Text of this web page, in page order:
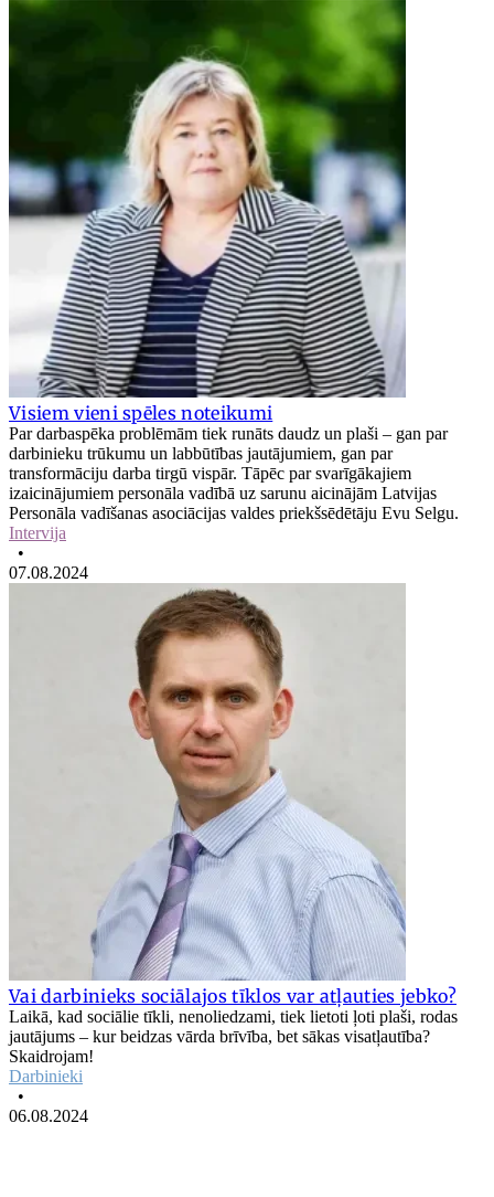
Visiem vieni spēles noteikumi
Par darbaspēka problēmām tiek runāts daudz un plaši – gan par
darbinieku trūkumu un labbūtības jautājumiem, gan par
transformāciju darba tirgū vispār. Tāpēc par svarīgākajiem
izaicinājumiem personāla vadībā uz sarunu aicinājām Latvijas
Personāla vadīšanas asociācijas valdes priekšsēdētāju Evu Selgu.
Intervija
•
07.08.2024
Vai darbinieks sociālajos tīklos var atļauties jebko?
Laikā, kad sociālie tīkli, nenoliedzami, tiek lietoti ļoti plaši, rodas
jautājums – kur beidzas vārda brīvība, bet sākas visatļautība?
Skaidrojam!
Darbinieki
•
06.08.2024